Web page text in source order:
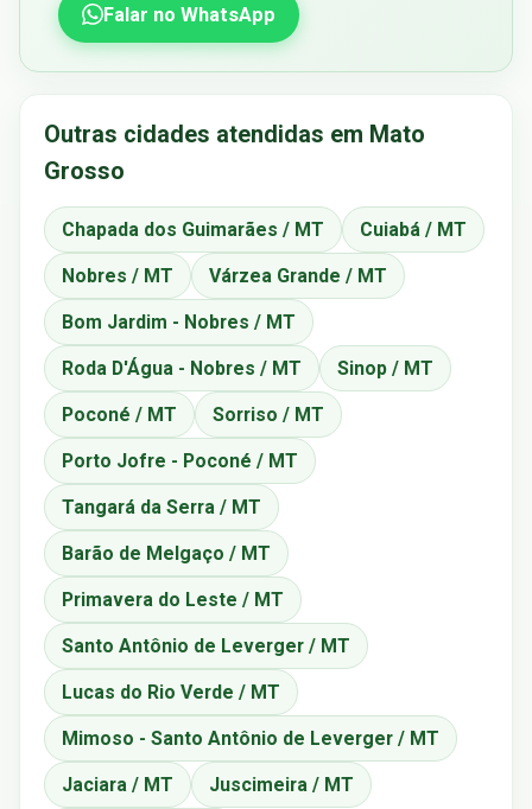
Falar no WhatsApp
Outras cidades atendidas em Mato
Grosso
Chapada dos Guimarães / MT Cuiabá / MT
Nobres / MT Várzea Grande / MT
Bom Jardim - Nobres / MT
Roda D'Água - Nobres / MT Sinop / MT
Poconé / MT Sorriso / MT
Porto Jofre - Poconé / MT
Tangará da Serra / MT
Barão de Melgaço / MT
Primavera do Leste / MT
Santo Antônio de Leverger / MT
Lucas do Rio Verde / MT
Mimoso - Santo Antônio de Leverger / MT
Jaciara / MT Juscimeira / MT